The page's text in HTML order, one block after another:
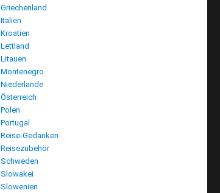
Griechenland
Italien
Kroatien
Lettland
Litauen
Montenegro
Niederlande
Österreich
Polen
Portugal
Reise-Gedanken
Reisezubehör
Schweden
Slowakei
Slowenien